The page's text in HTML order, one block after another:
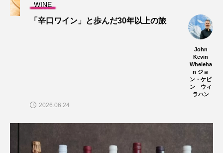
WINE
「辛口ワイン」と歩んだ30年以上の旅
John
Kevin
Wheleha
n ジョ
ン・ケビ
ン ウィ
ラハン
2026.06.24